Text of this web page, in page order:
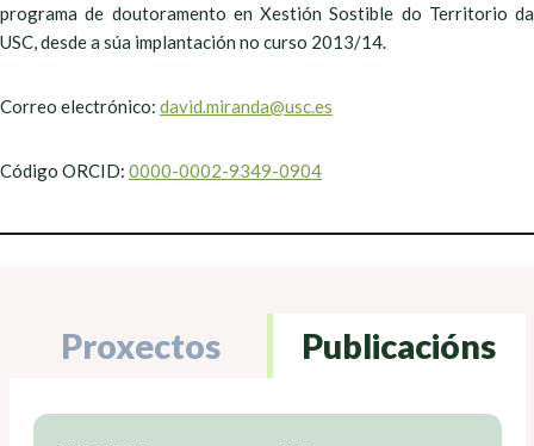
programa de doutoramento en Xestión Sostible do Territorio da
USC, desde a súa implantación no curso 2013/14.
Correo electrónico: david.miranda@usc.es
Código ORCID: 0000-0002-9349-0904
Proxectos Publicacións